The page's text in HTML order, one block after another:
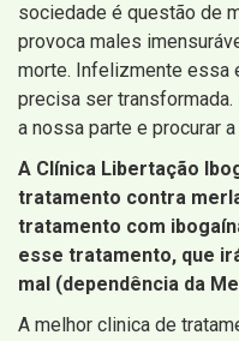
sociedade é questão de
provoca males
morte. Infelizmente essa
precisa ser
a nossa parte e procurar
A Clínica Libertação
tratamento contra
tratamento com
esse tratamento, que
mal (dependência da
A melhor clinica de